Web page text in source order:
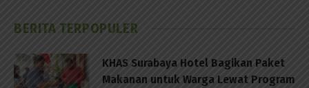
BERITA TERPOPULER
KHAS Surabaya Hotel Bagikan Paket
Makanan untuk Warga Lewat Program